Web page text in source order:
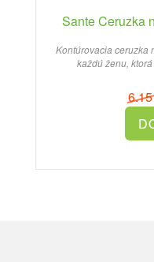
Sante Ceruzka
Kontúrovacia ceruzka
každú ženu,